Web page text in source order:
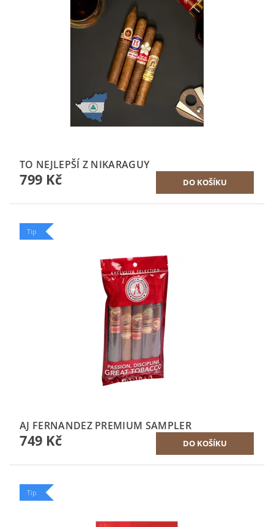
TO NEJLEPŠÍ Z NIKARAGUY
799 Kč
Tip
AJ FERNANDEZ PREMIUM SAMPLER
749 Kč
Tip